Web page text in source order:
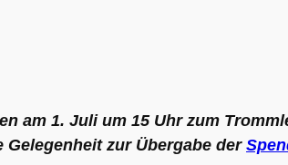
am 1. Juli um 15 Uhr zum
zur Übergabe der